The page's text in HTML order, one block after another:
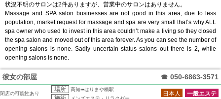
状況不明のサロンは2件ありますが、営業中のサロンはありません。
Massage and SPA salon businesses are not good in this area, due to less
population, market request for massage and spa are very small that’s why ALL
spa owner who used to invest in this area couldn’t make a living so they closed
the spa salon and moved out of this area forever. As you can see the number of
opening salons is none. Sadly uncertain status salons out there is 2, while
opening salons is none.
彼女の部屋 ☎ 050-6863-3571
閉店の可能性あり
場所 高知➠はりまや橋駅
一般エステ
日本人